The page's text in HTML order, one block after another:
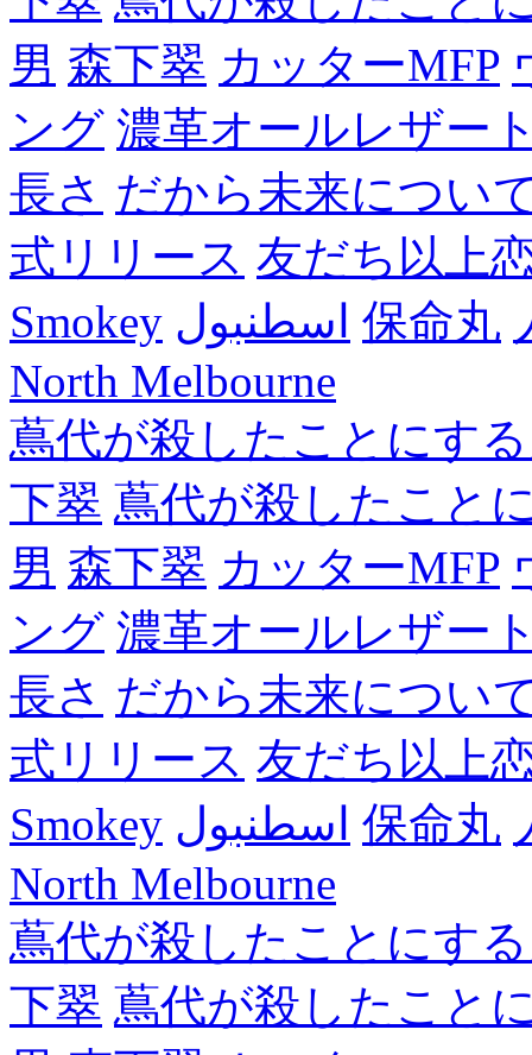
男 森下翠 カッターMFP
ング 濃革オールレザー
長さ だから未来につい
式リリース 友だち以上
Smokey اسطنبول 保命丸
North Melbourne
蔦代が殺したことにす
下翠 蔦代が殺したこと
男 森下翠 カッターMFP
ング 濃革オールレザー
長さ だから未来につい
式リリース 友だち以上
Smokey اسطنبول 保命丸
North Melbourne
蔦代が殺したことにす
下翠 蔦代が殺したこと